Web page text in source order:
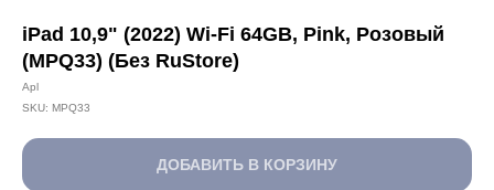
iPad 10,9" (2022) Wi-Fi 64GB, Pink, Розовый
(MPQ33) (Без RuStore)
Apl
SKU: MPQ33
ДОБАВИТЬ В КОРЗИНУ